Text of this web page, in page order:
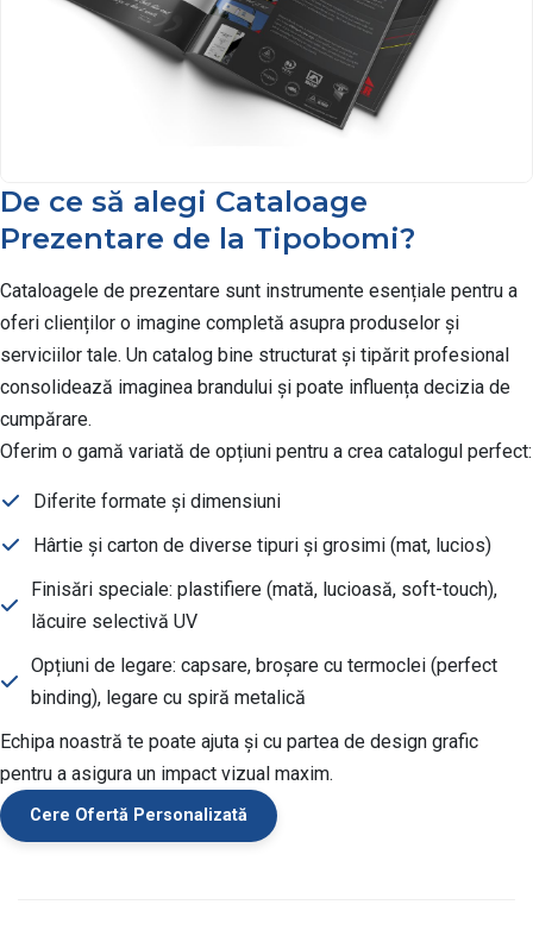
De ce să alegi Cataloage
Prezentare de la Tipobomi?
Cataloagele de prezentare sunt instrumente esențiale pentru a
oferi clienților o imagine completă asupra produselor și
serviciilor tale. Un catalog bine structurat și tipărit profesional
consolidează imaginea brandului și poate influența decizia de
cumpărare.
Oferim o gamă variată de opțiuni pentru a crea catalogul perfect:
Diferite formate și dimensiuni
Hârtie și carton de diverse tipuri și grosimi (mat, lucios)
Finisări speciale: plastifiere (mată, lucioasă, soft-touch),
lăcuire selectivă UV
Opțiuni de legare: capsare, broșare cu termoclei (perfect
binding), legare cu spiră metalică
Echipa noastră te poate ajuta și cu partea de design grafic
pentru a asigura un impact vizual maxim.
Cere Ofertă Personalizată